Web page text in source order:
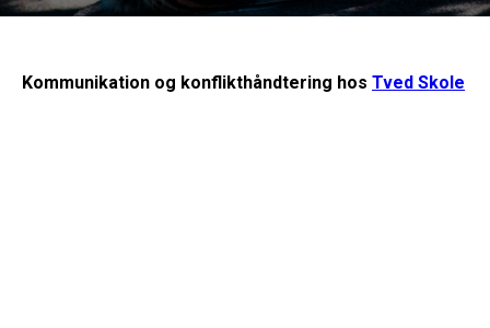
Kommunikation og konflikthåndtering hos Tved Skole